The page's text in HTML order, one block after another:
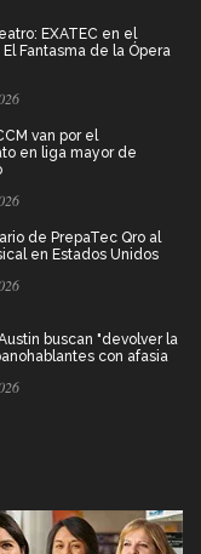
EXATEC en el
Fantasma de la Ópera
van por el
en liga mayor de
de PrepaTec Qro al
en Estados Unidos
buscan "devolver la
con afasia